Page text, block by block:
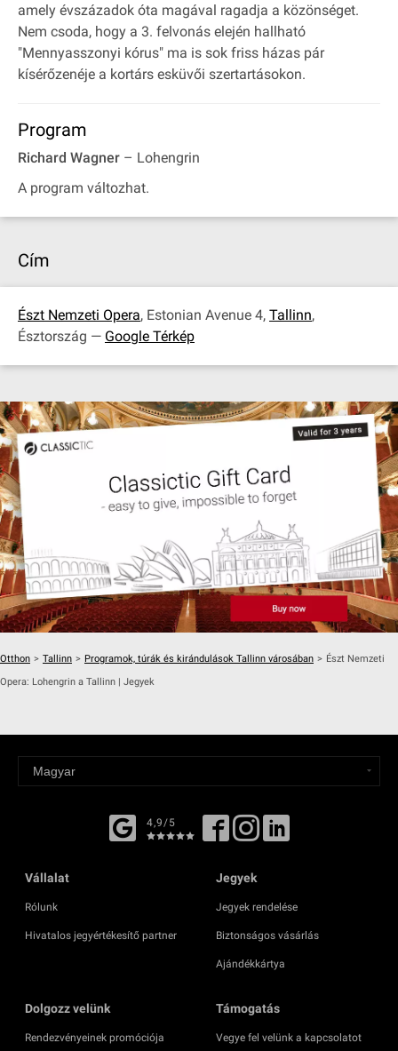
amely évszázadok óta magával ragadja a közönséget.
Nem csoda, hogy a 3. felvonás elején hallható
"Mennyasszonyi kórus" ma is sok friss házas pár
kísérőzenéje a kortárs esküvői szertartásokon.
Program
Richard Wagner – Lohengrin
A program változhat.
Cím
Észt Nemzeti Opera, Estonian Avenue 4, Tallinn,
Észtország — Google Térkép
Otthon > Tallinn > Programok, túrák és kirándulások Tallinn városában > Észt Nemzeti
Opera: Lohengrin a Tallinn | Jegyek
4,9/5
Vállalat
Rólunk
Hivatalos jegyértékesítő partner
Jegyek
Jegyek rendelése
Biztonságos vásárlás
Ajándékkártya
Dolgozz velünk
Rendezvényeinek promóciója
Támogatás
Vegye fel velünk a kapcsolatot